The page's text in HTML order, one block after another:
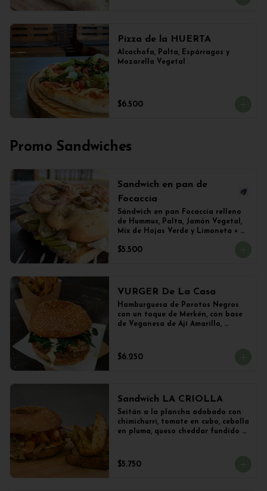
Pizza de la HUERTA
Alcachofa, Palta, Espárragos y
Mozarella Vegetal
$6.500
Promo Sandwiches
Sandwich en pan de
Focaccia
Sándwich en pan Focaccia relleno
de Hummus, Palta, Jamón Vegetal,
Mix de Hojas Verde y Limoneta +
$5.500
VURGER De La Casa
Hamburguesa de Porotos Negros
con un toque de Merkén, con base
de Veganesa de Ají Amarillo,
salteados con cebolla
caramelizada y lechuga con
$6.250
Sandwich LA CRIOLLA
Seitán a la plancha adobado con
chimichurri, tomate en cubo, cebolla
en pluma, queso cheddar fundido y
$5.750